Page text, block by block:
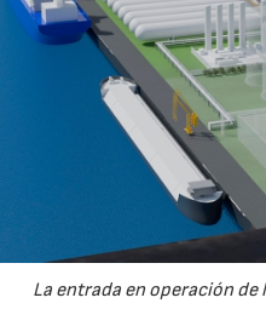
La entrada en operación